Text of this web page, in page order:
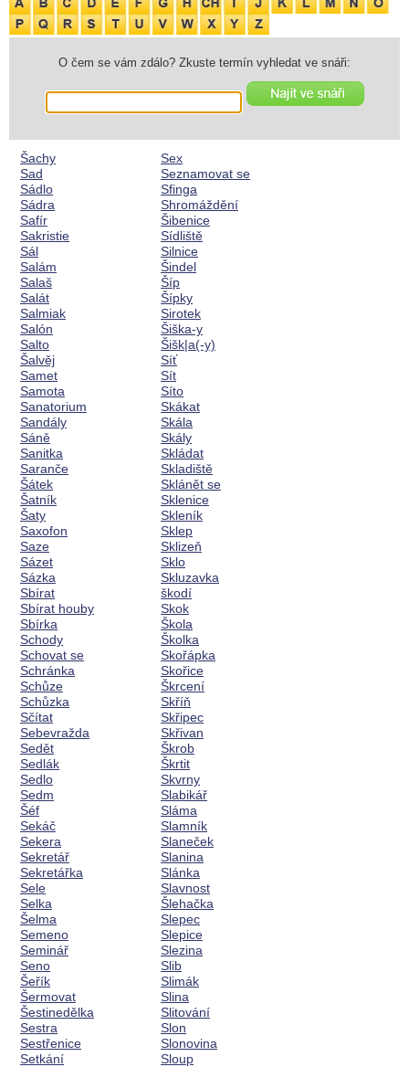
O čem se vám zdálo? Zkuste termín vyhledat ve snáři:
Šachy
Sad
Sádlo
Sádra
Safír
Sakristie
Sál
Salám
Salaš
Salát
Salmiak
Salón
Salto
Šalvěj
Samet
Samota
Sanatorium
Sandály
Sáně
Sanitka
Saranče
Šátek
Šatník
Šaty
Saxofon
Saze
Sázet
Sázka
Sbírat
Sbírat houby
Sbírka
Schody
Schovat se
Schránka
Schůze
Schůzka
Sčítat
Sebevražda
Sedět
Sedlák
Sedlo
Sedm
Šéf
Sekáč
Sekera
Sekretář
Sekretářka
Sele
Selka
Šelma
Semeno
Seminář
Seno
Šeřík
Šermovat
Šestinedělka
Sestra
Sestřenice
Setkání
Sex
Seznamovat se
Sfinga
Shromáždění
Šibenice
Sídliště
Silnice
Šindel
Šíp
Šípky
Sirotek
Šiška-y
Šišk|a(-y)
Síť
Sít
Síto
Skákat
Skála
Skály
Skládat
Skladiště
Sklánět se
Sklenice
Skleník
Sklep
Sklizeň
Sklo
Skluzavka
škodí
Skok
Škola
Školka
Skořápka
Skořice
Škrcení
Skříň
Skřipec
Skřivan
Škrob
Škrtit
Skvrny
Slabikář
Sláma
Slamník
Slaneček
Slanina
Slánka
Slavnost
Šlehačka
Slepec
Slepice
Slezina
Slib
Slimák
Slina
Slitování
Slon
Slonovina
Sloup